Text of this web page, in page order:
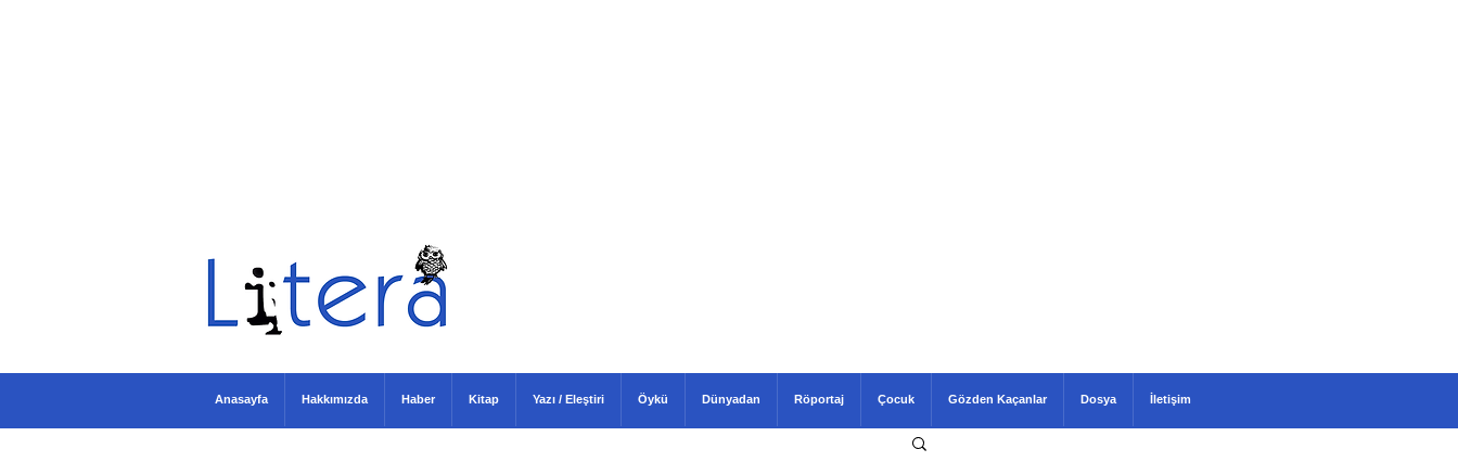
Anasayfa Hakkımızda Haber Kitap Yazı / Eleştiri Öykü Dünyadan Röportaj Çocuk Gözden Kaçanlar Dosya İletişim